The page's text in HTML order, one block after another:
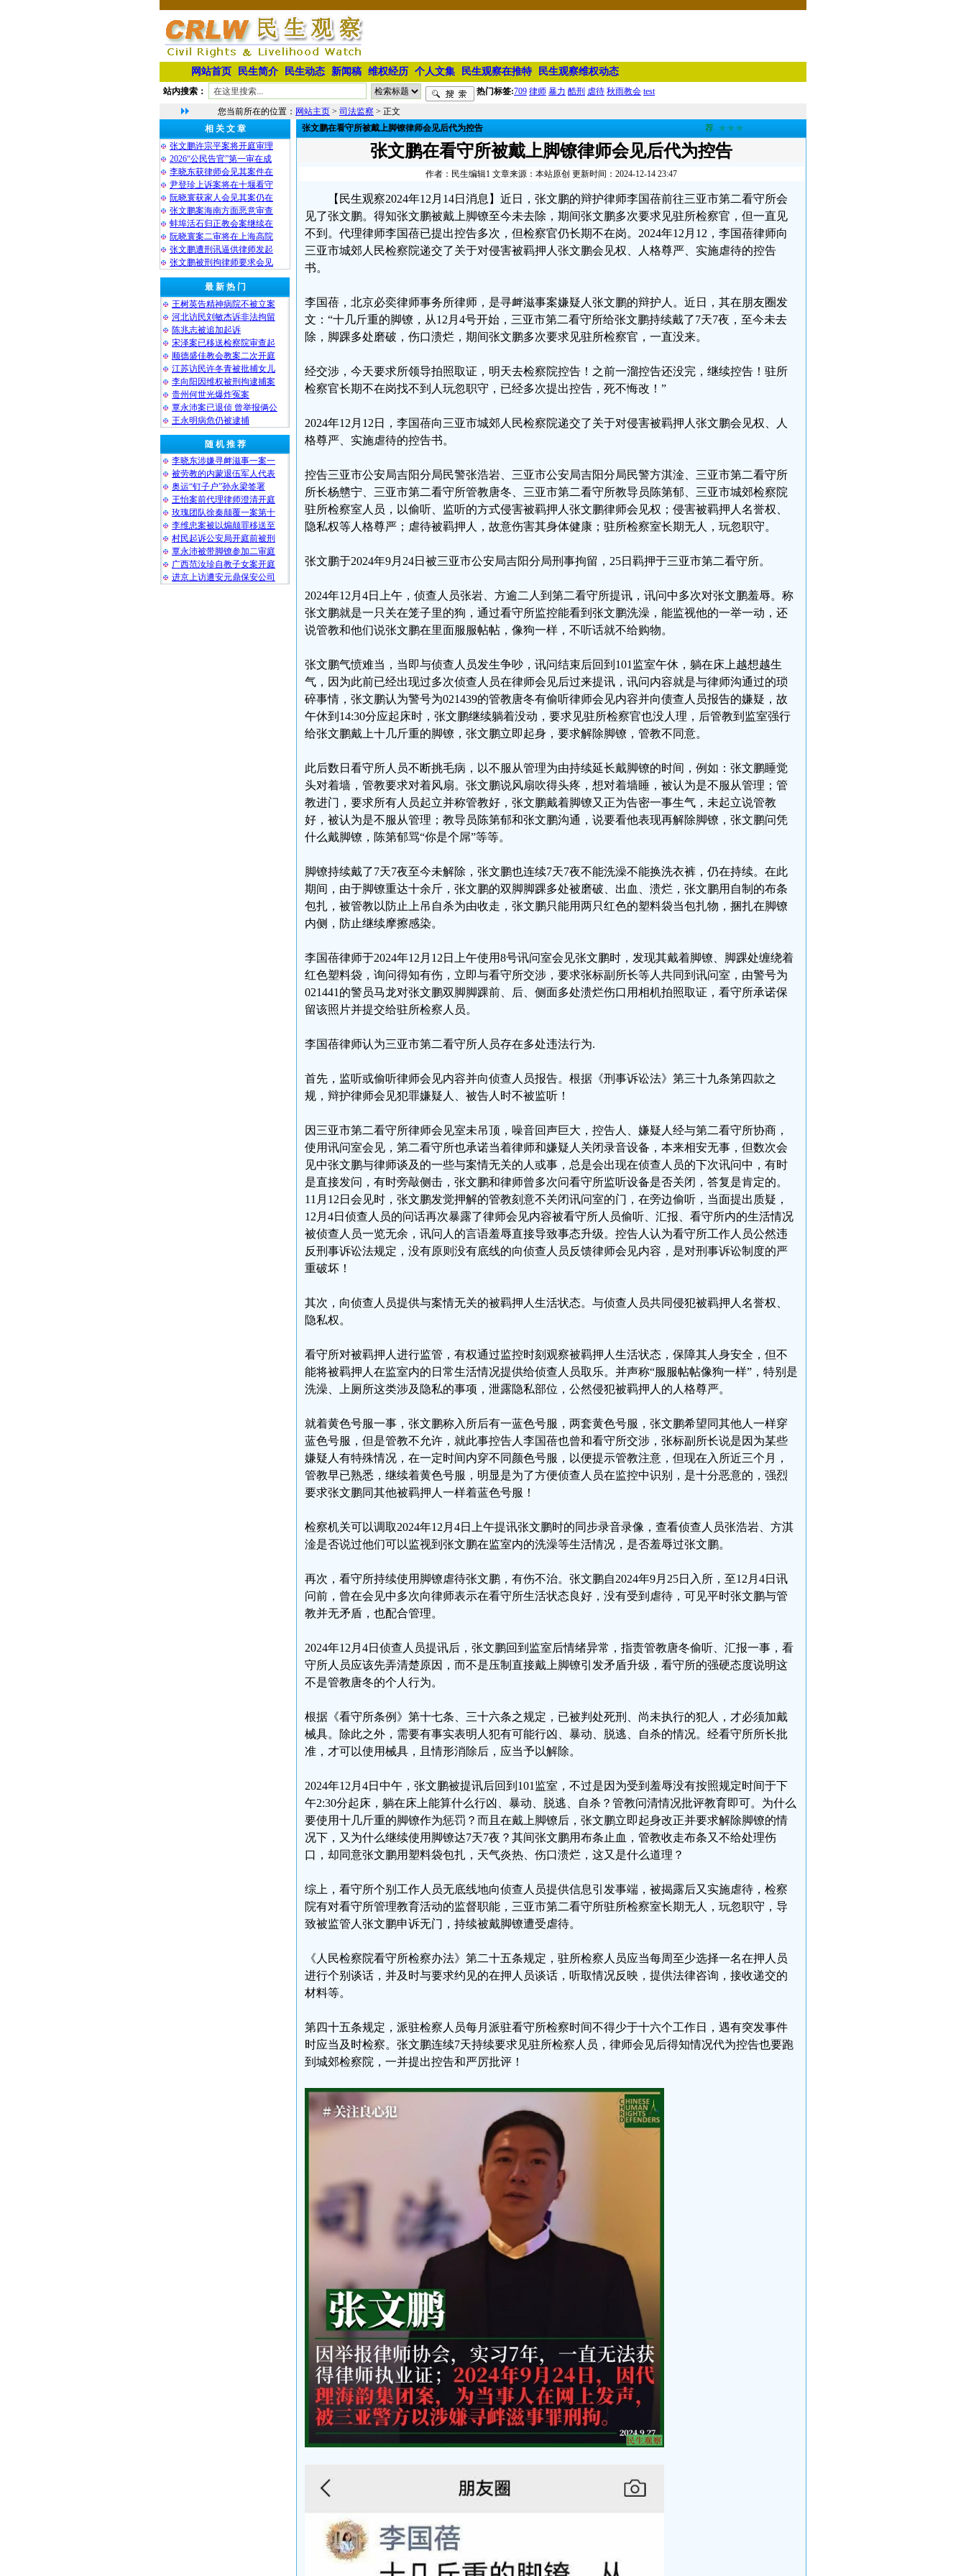
网站首页 民生简介 民生动态 新闻稿 维权经历 个人文集 民生观察在推特 民生观察维权动态
站内搜索： 热门标签:709 律师 暴力 酷刑 虐待 秋雨教会 test
您当前所在的位置： 网站主页 > 司法监察 > 正文
相 关 文 章
张文鹏许宗平案将开庭审理
2026“公民告官”第一审在成
李晓东获律师会见其案件在
尹登珍上诉案将在十堰看守
阮晓寰获家人会见其案仍在
张文鹏案海南方面恶意审查
蚌埠活石归正教会案继续在
阮晓寰案二审将在上海高院
张文鹏遭刑讯逼供律师发起
张文鹏被刑拘律师要求会见
最 新 热 门
王树英告精神病院不被立案
河北访民刘敏杰诉非法拘留
陈兆志被追加起诉
宋泽案已移送检察院审查起
顺德盛佳教会教案二次开庭
江苏访民许冬青被批捕女儿
李向阳因维权被刑拘逮捕案
贵州何世光爆炸冤案
覃永沛案已退侦 曾举报俩公
王永明病危仍被逮捕
随 机 推 荐
李晓东涉嫌寻衅滋事一案一
被劳教的内蒙退伍军人代表
奥运“钉子户”孙永梁签署
王怡案前代理律师澄清开庭
玫瑰团队徐秦颠覆一案第十
李维忠案被以煽颠罪移送至
村民起诉公安局开庭前被刑
覃永沛被带脚镣参加二审庭
广西范汝珍自教子女案开庭
进京上访遭安元鼎保安公司
张文鹏在看守所被戴上脚镣律师会见后代为控告 荐 ★★★
张文鹏在看守所被戴上脚镣律师会见后代为控告
作者：民生编辑1 文章来源：本站原创 更新时间：2024-12-14 23:47
【民生观察2024年12月14日消息】近日，张文鹏的辩护律师李国蓓前往三亚市第二看守所会
见了张文鹏。得知张文鹏被戴上脚镣至今未去除，期间张文鹏多次要求见驻所检察官，但一直见
不到。代理律师李国蓓已提出控告多次，但检察官仍长期不在岗。2024年12月12，李国蓓律师向
三亚市城郊人民检察院递交了关于对侵害被羁押人张文鹏会见权、人格尊严、实施虐待的控告
书。
李国蓓，北京必奕律师事务所律师，是寻衅滋事案嫌疑人张文鹏的辩护人。近日，其在朋友圈发
文：“十几斤重的脚镣，从12月4号开始，三亚市第二看守所给张文鹏持续戴了7天7夜，至今未去
除，脚踝多处磨破，伤口溃烂，期间张文鹏多次要求见驻所检察官，一直没来。
经交涉，今天要求所领导拍照取证，明天去检察院控告！之前一溜控告还没完，继续控告！驻所
检察官长期不在岗找不到人玩忽职守，已经多次提出控告，死不悔改！”
2024年12月12日，李国蓓向三亚市城郊人民检察院递交了关于对侵害被羁押人张文鹏会见权、人
格尊严、实施虐待的控告书。
控告三亚市公安局吉阳分局民警张浩岩、三亚市公安局吉阳分局民警方淇淦、三亚市第二看守所
所长杨戆宁、三亚市第二看守所管教唐冬、三亚市第二看守所教导员陈第郁、三亚市城郊检察院
驻所检察室人员，以偷听、监听的方式侵害被羁押人张文鹏律师会见权；侵害被羁押人名誉权、
隐私权等人格尊严；虐待被羁押人，故意伤害其身体健康；驻所检察室长期无人，玩忽职守。
张文鹏于2024年9月24日被三亚市公安局吉阳分局刑事拘留，25日羁押于三亚市第二看守所。
2024年12月4日上午，侦查人员张岩、方逾二人到第二看守所提讯，讯问中多次对张文鹏羞辱。称
张文鹏就是一只关在笼子里的狗，通过看守所监控能看到张文鹏洗澡，能监视他的一举一动，还
说管教和他们说张文鹏在里面服服帖帖，像狗一样，不听话就不给购物。
张文鹏气愤难当，当即与侦查人员发生争吵，讯问结束后回到101监室午休，躺在床上越想越生
气，因为此前已经出现过多次侦查人员在律师会见后过来提讯，讯问内容就是与律师沟通过的琐
碎事情，张文鹏认为警号为021439的管教唐冬有偷听律师会见内容并向债查人员报告的嫌疑，故
午休到14:30分应起床时，张文鹏继续躺着没动，要求见驻所检察官也没人理，后管教到监室强行
给张文鹏戴上十几斤重的脚镣，张文鹏立即起身，要求解除脚镣，管教不同意。
此后数日看守所人员不断挑毛病，以不服从管理为由持续延长戴脚镣的时间，例如：张文鹏睡觉
头对着墙，管教要求对着风扇。张文鹏说风扇吹得头疼，想对着墙睡，被认为是不服从管理；管
教进门，要求所有人员起立并称管教好，张文鹏戴着脚镣又正为告密一事生气，未起立说管教
好，被认为是不服从管理；教导员陈第郁和张文鹏沟通，说要看他表现再解除脚镣，张文鹏问凭
什么戴脚镣，陈第郁骂“你是个屌”等等。
脚镣持续戴了7天7夜至今未解除，张文鹏也连续7天7夜不能洗澡不能换洗衣裤，仍在持续。在此
期间，由于脚镣重达十余斤，张文鹏的双脚脚踝多处被磨破、出血、溃烂，张文鹏用自制的布条
包扎，被管教以防止上吊自杀为由收走，张文鹏只能用两只红色的塑料袋当包扎物，捆扎在脚镣
内侧，防止继续摩擦感染。
李国蓓律师于2024年12月12日上午使用8号讯问室会见张文鹏时，发现其戴着脚镣、脚踝处缠绕着
红色塑料袋，询问得知有伤，立即与看守所交涉，要求张标副所长等人共同到讯问室，由警号为
021441的警员马龙对张文鹏双脚脚踝前、后、侧面多处溃烂伤口用相机拍照取证，看守所承诺保
留该照片并提交给驻所检察人员。
李国蓓律师认为三亚市第二看守所人员存在多处违法行为.
首先，监听或偷听律师会见内容并向侦查人员报告。根据《刑事诉讼法》第三十九条第四款之
规，辩护律师会见犯罪嫌疑人、被告人时不被监听！
因三亚市第二看守所律师会见室未吊顶，噪音回声巨大，控告人、嫌疑人经与第二看守所协商，
使用讯问室会见，第二看守所也承诺当着律师和嫌疑人关闭录音设备，本来相安无事，但数次会
见中张文鹏与律师谈及的一些与案情无关的人或事，总是会出现在侦查人员的下次讯问中，有时
是直接发问，有时旁敲侧击，张文鹏和律师曾多次问看守所监听设备是否关闭，答复是肯定的。
11月12日会见时，张文鹏发觉押解的管教刻意不关闭讯问室的门，在旁边偷听，当面提出质疑，
12月4日侦查人员的问话再次暴露了律师会见内容被看守所人员偷听、汇报、看守所内的生活情况
被侦查人员一览无余，讯问人的言语羞辱直接导致事态升级。控告人认为看守所工作人员公然违
反刑事诉讼法规定，没有原则没有底线的向侦查人员反馈律师会见内容，是对刑事诉讼制度的严
重破坏！
其次，向侦查人员提供与案情无关的被羁押人生活状态。与侦查人员共同侵犯被羁押人名誉权、
隐私权。
看守所对被羁押人进行监管，有权通过监控时刻观察被羁押人生活状态，保障其人身安全，但不
能将被羁押人在监室内的日常生活情况提供给侦查人员取乐。并声称“服服帖帖像狗一样”，特别是
洗澡、上厕所这类涉及隐私的事项，泄露隐私部位，公然侵犯被羁押人的人格尊严。
就着黄色号服一事，张文鹏称入所后有一蓝色号服，两套黄色号服，张文鹏希望同其他人一样穿
蓝色号服，但是管教不允许，就此事控告人李国蓓也曾和看守所交涉，张标副所长说是因为某些
嫌疑人有特殊情况，在一定时间内穿不同颜色号服，以便提示管教注意，但现在入所近三个月，
管教早已熟悉，继续着黄色号服，明显是为了方便侦查人员在监控中识别，是十分恶意的，强烈
要求张文鹏同其他被羁押人一样着蓝色号服！
检察机关可以调取2024年12月4日上午提讯张文鹏时的同步录音录像，查看侦查人员张浩岩、方淇
淦是否说过他们可以监视到张文鹏在监室内的洗澡等生活情况，是否羞辱过张文鹏。
再次，看守所持续使用脚镣虐待张文鹏，有伤不治。张文鹏自2024年9月25日入所，至12月4日讯
问前，曾在会见中多次向律师表示在看守所生活状态良好，没有受到虐待，可见平时张文鹏与管
教并无矛盾，也配合管理。
2024年12月4日侦查人员提讯后，张文鹏回到监室后情绪异常，指责管教唐冬偷听、汇报一事，看
守所人员应该先弄清楚原因，而不是压制直接戴上脚镣引发矛盾升级，看守所的强硬态度说明这
不是管教唐冬的个人行为。
根据《看守所条例》第十七条、三十六条之规定，已被判处死刑、尚未执行的犯人，才必须加戴
械具。除此之外，需要有事实表明人犯有可能行凶、暴动、脱逃、自杀的情况。经看守所所长批
准，才可以使用械具，且情形消除后，应当予以解除。
2024年12月4日中午，张文鹏被提讯后回到101监室，不过是因为受到羞辱没有按照规定时间于下
午2:30分起床，躺在床上能算什么行凶、暴动、脱逃、自杀？管教问清情况批评教育即可。为什么
要使用十几斤重的脚镣作为惩罚？而且在戴上脚镣后，张文鹏立即起身改正并要求解除脚镣的情
况下，又为什么继续使用脚镣达7天7夜？其间张文鹏用布条止血，管教收走布条又不给处理伤
口，却同意张文鹏用塑料袋包扎，天气炎热、伤口溃烂，这又是什么道理？
综上，看守所个别工作人员无底线地向侦查人员提供信息引发事端，被揭露后又实施虐待，检察
院有对看守所管理教育活动的监督职能，三亚市第二看守所驻所检察室长期无人，玩忽职守，导
致被监管人张文鹏申诉无门，持续被戴脚镣遭受虐待。
《人民检察院看守所检察办法》第二十五条规定，驻所检察人员应当每周至少选择一名在押人员
进行个别谈话，并及时与要求约见的在押人员谈话，听取情况反映，提供法律咨询，接收递交的
材料等。
第四十五条规定，派驻检察人员每月派驻看守所检察时间不得少于十六个工作日，遇有突发事件
时应当及时检察。张文鹏连续7天持续要求见驻所检察人员，律师会见后得知情况代为控告也要跑
到城郊检察院，一并提出控告和严厉批评！